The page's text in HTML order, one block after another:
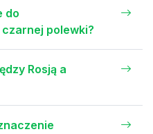
do
polewki?
Rosją a